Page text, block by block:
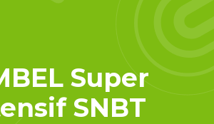
Super
SNBT